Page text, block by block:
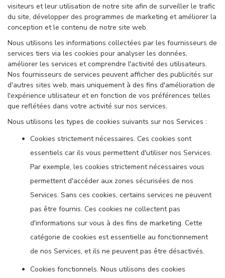
visiteurs et leur utilisation de notre site afin de surveiller le trafic
du site, développer des programmes de marketing et améliorer la
conception et le contenu de notre site web.
Nous utilisons les informations collectées par les fournisseurs de
services tiers via les cookies pour analyser les données,
améliorer les services et comprendre l'activité des utilisateurs.
Nos fournisseurs de services peuvent afficher des publicités sur
d'autres sites web, mais uniquement à des fins d'amélioration de
l'expérience utilisateur et en fonction de vos préférences telles
que reflétées dans votre activité sur nos services.
Nous utilisons les types de cookies suivants sur nos Services :
Cookies strictement nécessaires. Ces cookies sont
essentiels car ils vous permettent d'utiliser nos Services.
Par exemple, les cookies strictement nécessaires vous
permettent d'accéder aux zones sécurisées de nos
Services. Sans ces cookies, certains services ne peuvent
pas être fournis. Ces cookies ne collectent pas
d'informations sur vous à des fins de marketing. Cette
catégorie de cookies est essentielle au fonctionnement
de nos Services, et ils ne peuvent pas être désactivés.
Cookies fonctionnels. Nous utilisons des cookies